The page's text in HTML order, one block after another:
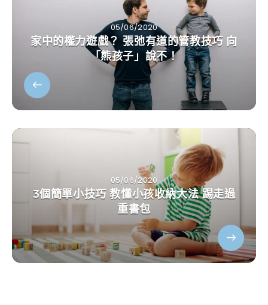
05/06/2020
家中的權力遊戲？ 張弛有道的管教技巧 向
「熊孩子」說不！
05/06/2020
3個簡單小技巧 教懂小孩收納大法 踢走過
重書包